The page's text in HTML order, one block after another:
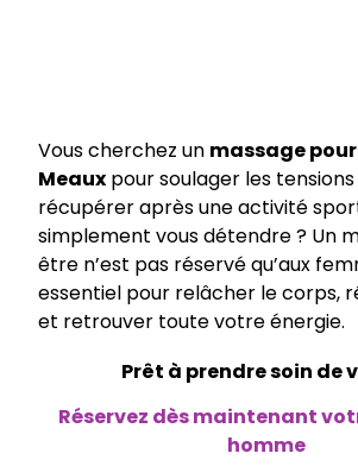
Vous cherchez un massage
Meaux pour soulager les
récupérer après une activité
simplement vous détendre ? Un
être n’est pas réservé qu’aux
essentiel pour relâcher le corps,
et retrouver toute votre énergie.
Prêt à prendre soin de
Réservez dès maintenant
homme